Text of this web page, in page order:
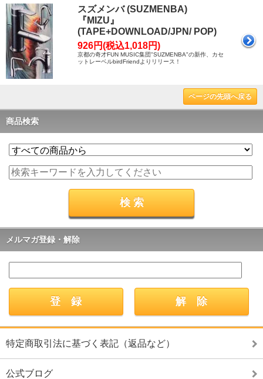
スズメンバ (SUZMENBA)
『MIZU』
(TAPE+DOWNLOAD/JPN/ POP)
926円(税込1,018円)
京都の奇才FUN MUSIC集団"SUZMENBA"の新作、カセ
ットレーベルbirdFriendよりリリース！
ページの先頭へ戻る
商品検索
メルマガ登録・解除
特定商取引法に基づく表記（返品など）
公式ブログ